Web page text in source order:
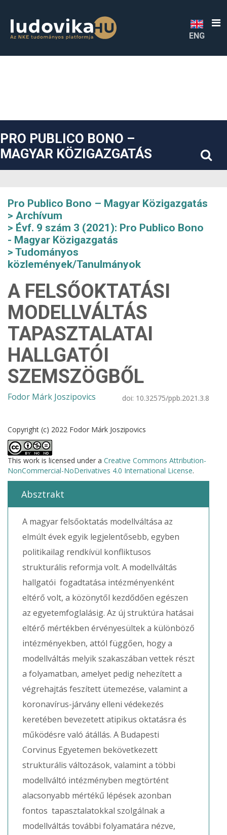
##plugins.themes.bootstrap3.accessible_menu.sidebar##
ENG
PRO PUBLICO BONO –
MAGYAR KÖZIGAZGATÁS
Pro Publico Bono – Magyar Közigazgatás
Archívum
Évf. 9 szám 3 (2021): Pro Publico Bono
- Magyar Közigazgatás
Tudományos
közlemények/Tanulmányok
A FELSŐOKTATÁSI
MODELLVÁLTÁS
TAPASZTALATAI
HALLGATÓI
SZEMSZÖGBŐL
Fodor Márk Joszipovics doi: 10.32575/ppb.2021.3.8
Copyright (c) 2022 Fodor Márk Joszipovics
This work is licensed under a Creative Commons Attribution-
NonCommercial-NoDerivatives 4.0 International License.
Absztrakt
A magyar felsőoktatás modellváltása az
elmúlt évek egyik legjelentősebb, egyben
politikailag rendkívül konfliktusos
strukturális reformja volt. A modellváltás
hallgatói fogadtatása intézményenként
eltérő volt, a közönytől kezdődően egészen
az egyetemfoglalásig. Az új struktúra hatásai
eltérő mértékben érvényesültek a különböző
intézményekben, attól függően, hogy a
modellváltás melyik szakaszában vettek részt
a folyamatban, amelyet pedig nehezített a
végrehajtás feszített ütemezése, valamint a
koronavírus-járvány elleni védekezés
keretében bevezetett atipikus oktatásra és
működésre való átállás. A Budapesti
Corvinus Egyetemen bekövetkezett
strukturális változások, valamint a többi
modellváltó intézményben megtörtént
alacsonyabb mértékű lépések azonban
fontos tapasztalatokkal szolgálnak a
modellváltás további folyamatára nézve,